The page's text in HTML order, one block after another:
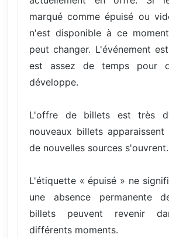
marqué comme épuisé ou
n'est disponible à ce
peut changer. L'événement
est assez de temps pour
développe.
L'offre de billets est très
nouveaux billets
de nouvelles sources s'ouvrent.
L'étiquette « épuisé » ne
une absence permanente
billets peuvent revenir
différents moments.